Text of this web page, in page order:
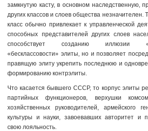
замкнутую касту, в основном наследственную,
других классов и слоев общества
класс обычно привлекает к управленческой
способных представителей других слоев
способствует созданию иллюзии
«бесклассовости» элиты, но и позволяет
правящую элиту укрепить последнюю и
формированию контрэлиты.
Что касается бывшего СССР, то корпус элиты
партийных функционеров, верхушки
хозяйственных руководителей, армейского
культуры и науки, завоевавших авторитет и
свою лояльность.